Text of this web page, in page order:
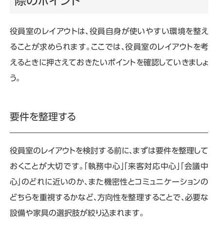
役員室のレイアウトは、役員自身が使いやすい環境を整え
ることが求められます。ここでは、役員室のレイアウトを考
えるときに押さえておきたいポイントを確認していきましょ
う。
要件を整理する
役員室のレイアウトを検討する前に、まずは要件を整理して
おくことが大切です。「執務中心」「来客対応中心」「会議中
心」のどれに近いのか、また機密性とコミュニケーションの
どちらを重視するかなど、方向性を整理することで、必要な
設備や家具の選択肢が絞り込まれます。